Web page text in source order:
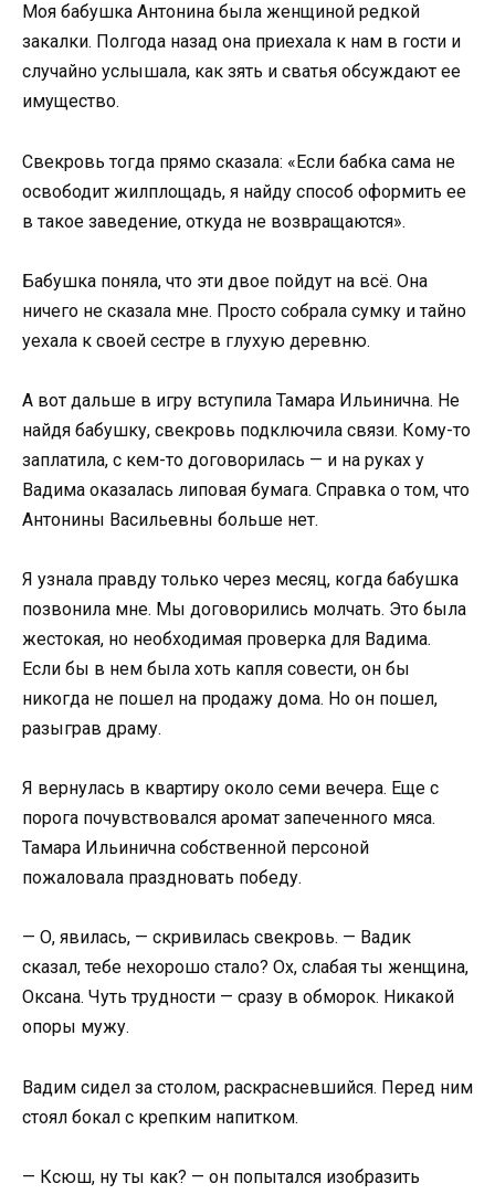
Моя бабушка Антонина была женщиной редкой
закалки. Полгода назад она приехала к нам в гости и
случайно услышала, как зять и сватья обсуждают ее
имущество.
Свекровь тогда прямо сказала: «Если бабка сама не
освободит жилплощадь, я найду способ оформить ее
в такое заведение, откуда не возвращаются».
Бабушка поняла, что эти двое пойдут на всё. Она
ничего не сказала мне. Просто собрала сумку и тайно
уехала к своей сестре в глухую деревню.
А вот дальше в игру вступила Тамара Ильинична. Не
найдя бабушку, свекровь подключила связи. Кому-то
заплатила, с кем-то договорилась — и на руках у
Вадима оказалась липовая бумага. Справка о том, что
Антонины Васильевны больше нет.
Я узнала правду только через месяц, когда бабушка
позвонила мне. Мы договорились молчать. Это была
жестокая, но необходимая проверка для Вадима.
Если бы в нем была хоть капля совести, он бы
никогда не пошел на продажу дома. Но он пошел,
разыграв драму.
Я вернулась в квартиру около семи вечера. Еще с
порога почувствовался аромат запеченного мяса.
Тамара Ильинична собственной персоной
пожаловала праздновать победу.
— О, явилась, — скривилась свекровь. — Вадик
сказал, тебе нехорошо стало? Ох, слабая ты женщина,
Оксана. Чуть трудности — сразу в обморок. Никакой
опоры мужу.
Вадим сидел за столом, раскрасневшийся. Перед ним
стоял бокал с крепким напитком.
— Ксюш, ну ты как? — он попытался изобразить